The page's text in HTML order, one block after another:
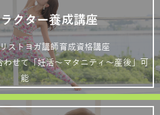
クター養成講座
ストヨガ講師育成資格講座
せて「妊活～マタニティ～産後」可
能